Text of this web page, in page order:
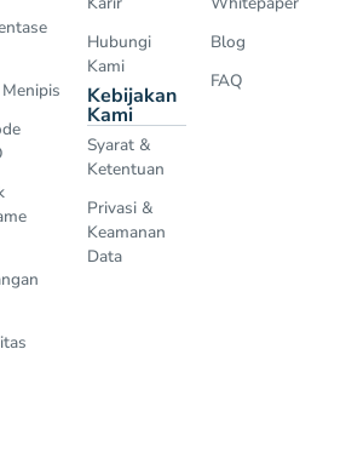
Hubungi
Kami
Kebijakan
Kami
Syarat &
Ketentuan
Privasi &
Keamanan
Data
Blog
FAQ